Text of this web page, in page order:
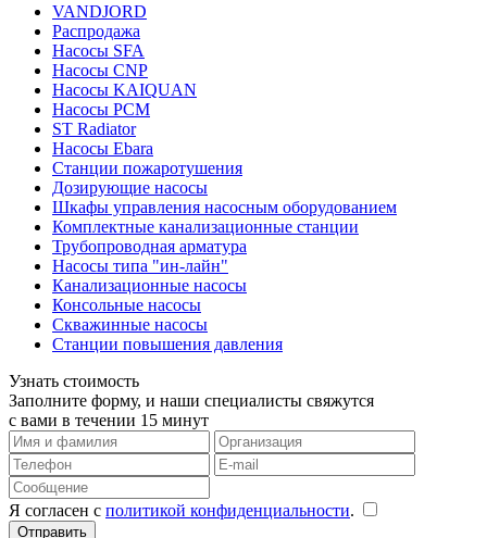
VANDJORD
Распродажа
Насосы SFA
Насосы CNP
Насосы KAIQUAN
Насосы PCM
ST Radiator
Насосы Ebara
Станции пожаротушения
Дозирующие насосы
Шкафы управления насосным оборудованием
Комплектные канализационные станции
Трубопроводная арматура
Насосы типа "ин-лайн"
Канализационные насосы
Консольные насосы
Скважинные насосы
Станции повышения давления
Узнать стоимость
Заполните форму, и наши специалисты свяжутся
с вами в течении 15 минут
Я согласен с политикой конфиденциальности.